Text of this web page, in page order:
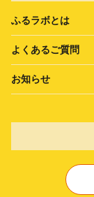
ふるラボとは
よくあるご質問
お知らせ